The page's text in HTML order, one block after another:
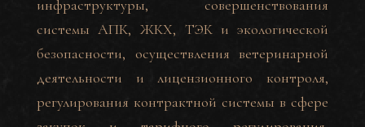
инфраструктуры, совершенствования
системы АПК, ЖКХ, ТЭК и экологической
безопасности, осуществления ветеринарной
деятельности и лицензионного контроля,
регулирования контрактной системы в сфере